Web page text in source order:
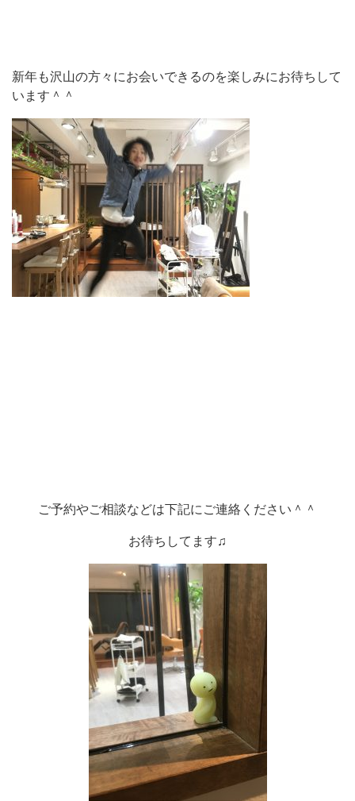
新年も沢山の方々にお会いできるのを楽しみにお待ちして
います＾＾
ご予約やご相談などは下記にご連絡ください＾＾
お待ちしてます♫